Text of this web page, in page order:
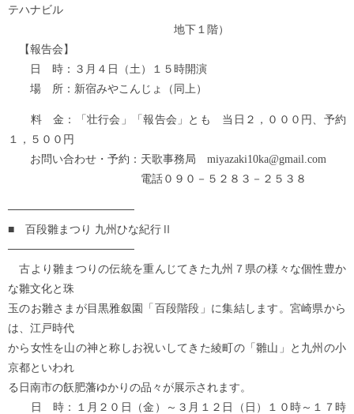
テハナビル
地下１階）
【報告会】
日 時：３月４日（土）１５時開演
場 所：新宿みやこんじょ（同上）
料 金：「壮行会」「報告会」とも 当日２，０００円、予約
１，５００円
お問い合わせ・予約：天歌事務局 miyazaki10ka@gmail.com
電話０９０－５２８３－２５３８
────────────────
■ 百段雛まつり 九州ひな紀行Ⅱ
────────────────
古より雛まつりの伝統を重んじてきた九州７県の様々な個性豊か
な雛文化と珠
玉のお雛さまが目黒雅叙園「百段階段」に集結します。宮崎県から
は、江戸時代
から女性を山の神と称しお祝いしてきた綾町の「雛山」と九州の小
京都といわれ
る日南市の飫肥藩ゆかりの品々が展示されます。
日 時：１月２０日（金）～３月１２日（日）１０時～１７時